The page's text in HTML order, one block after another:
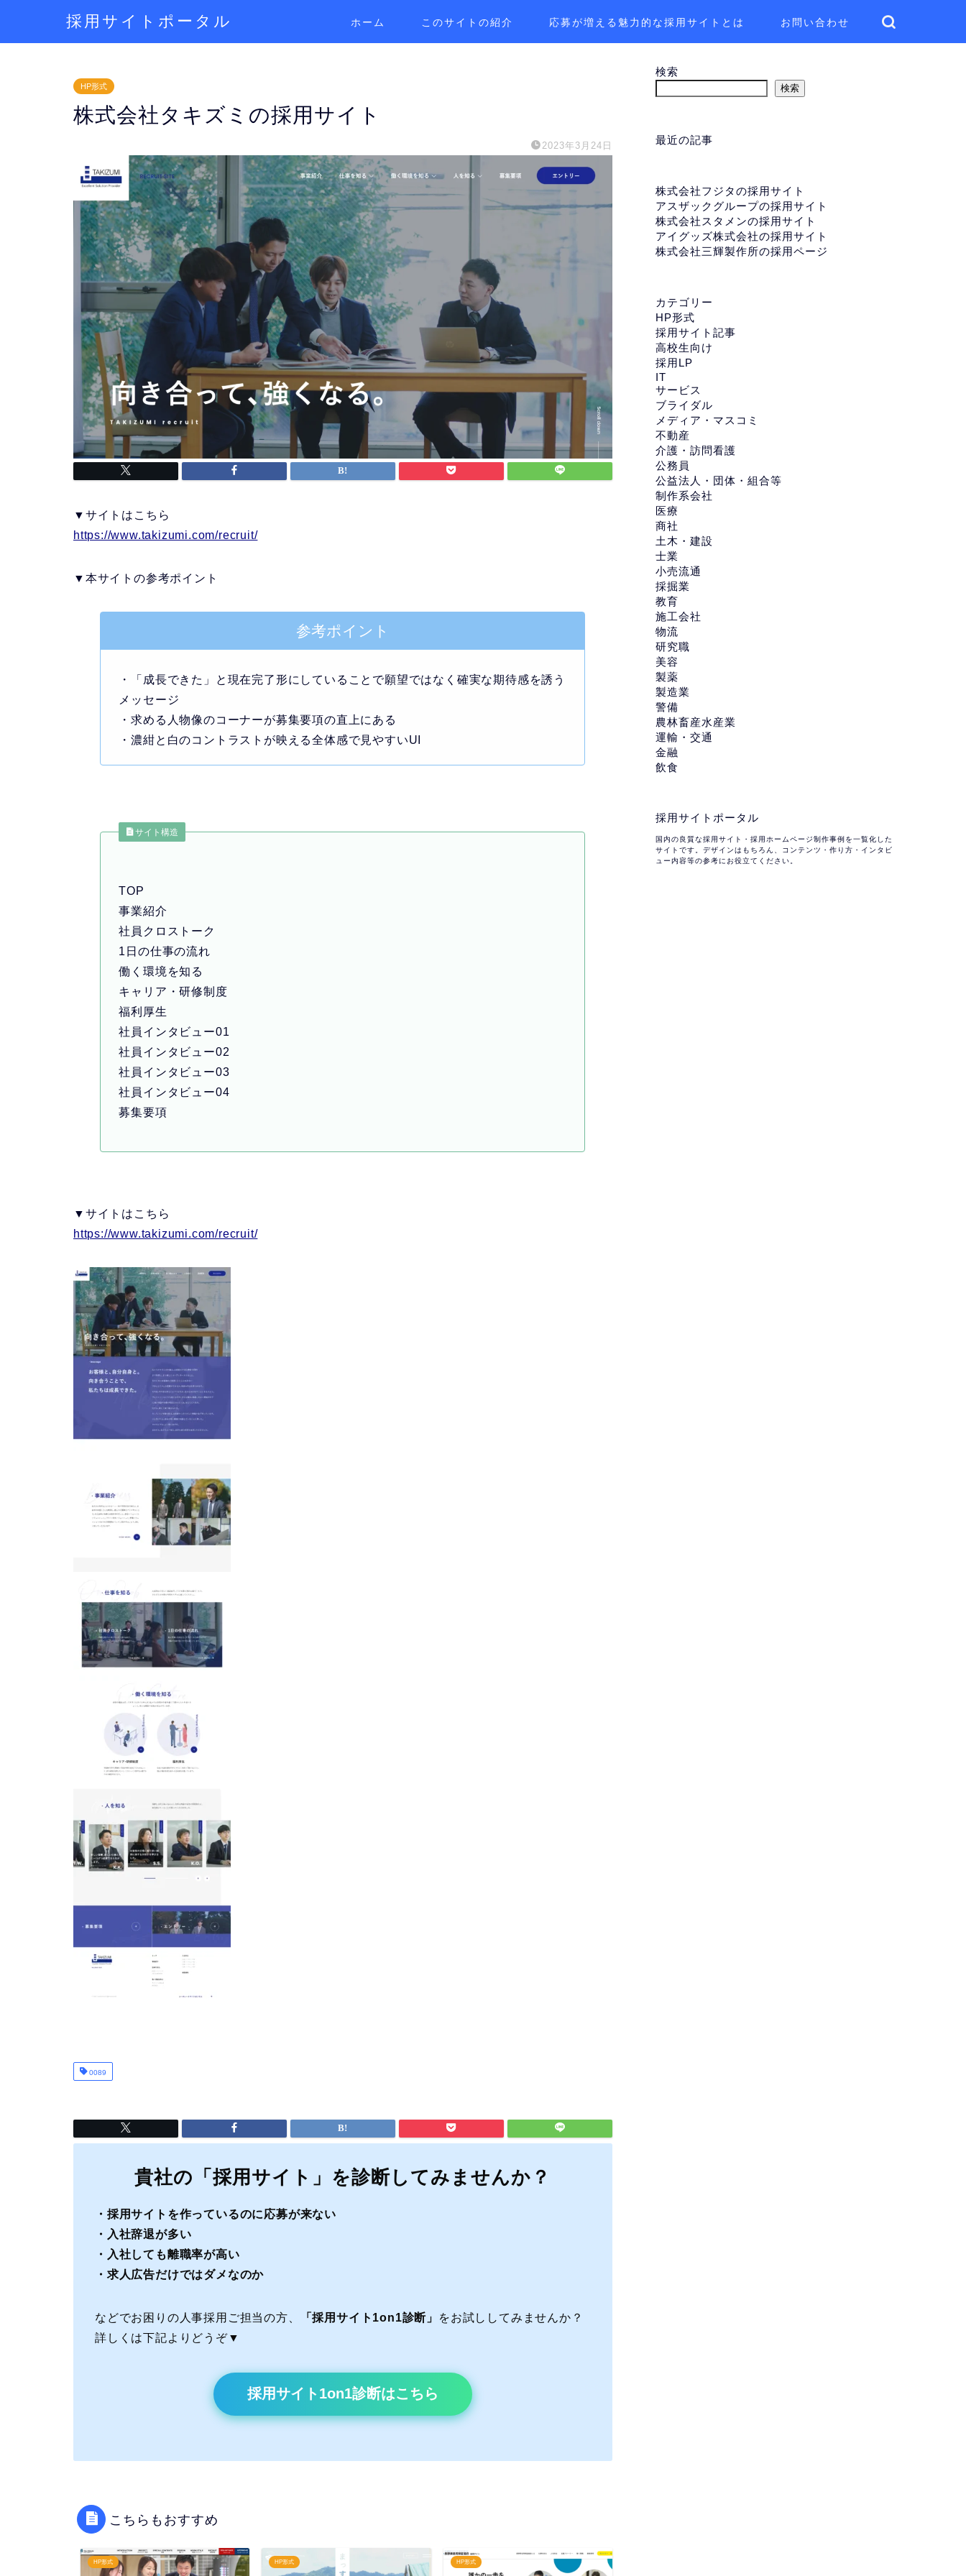
採用サイトポータル ホーム このサイトの紹介 応募が増える魅力的な採用サイトとは お問い合わせ
HP形式
株式会社タキズミの採用サイト
2023年3月24日
▼サイトはこちら
https://www.takizumi.com/recruit/
▼本サイトの参考ポイント
参考ポイント
・「成長できた」と現在完了形にしていることで願望ではなく確実な期待感を誘う
メッセージ
・求める人物像のコーナーが募集要項の直上にある
・濃紺と白のコントラストが映える全体感で見やすいUI
サイト構造
TOP
事業紹介
社員クロストーク
1日の仕事の流れ
働く環境を知る
キャリア・研修制度
福利厚生
社員インタビュー01
社員インタビュー02
社員インタビュー03
社員インタビュー04
募集要項
▼サイトはこちら
https://www.takizumi.com/recruit/
0089
貴社の「採用サイト」を診断してみませんか？
・採用サイトを作っているのに応募が来ない
・入社辞退が多い
・入社しても離職率が高い
・求人広告だけではダメなのか
などでお困りの人事採用ご担当の方、 「採用サイト1on1診断」
をお試ししてみませんか？
詳しくは下記よりどうぞ▼
採用サイト1on1診断はこちら
こちらもおすすめ
HP形式 HP形式 HP形式
検索
検索
最近の記事
株式会社フジタの採用サイト
アスザックグループの採用サイト
株式会社スタメンの採用サイト
アイグッズ株式会社の採用サイト
株式会社三輝製作所の採用ページ
カテゴリー
HP形式
採用サイト記事
高校生向け
採用LP
IT
サービス
ブライダル
メディア・マスコミ
不動産
介護・訪問看護
公務員
公益法人・団体・組合等
制作系会社
医療
商社
土木・建設
士業
小売流通
採掘業
教育
施工会社
物流
研究職
美容
製薬
製造業
警備
農林畜産水産業
運輸・交通
金融
飲食
採用サイトポータル
国内の良質な採用サイト・採用ホームページ制作事例を一覧化した
サイトです。デザインはもちろん、コンテンツ・作り方・インタビ
ュー内容等の参考にお役立てください。